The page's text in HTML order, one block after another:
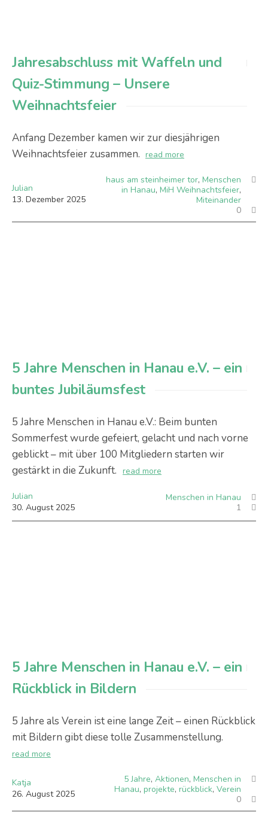
Jahresabschluss mit Waffeln und
Quiz-Stimmung – Unsere
Weihnachtsfeier
Anfang Dezember kamen wir zur diesjährigen
Weihnachtsfeier zusammen. read more
Julian
13. Dezember 2025
haus am steinheimer tor, Menschen
in Hanau, MiH Weihnachtsfeier,
Miteinander
0
5 Jahre Menschen in Hanau e.V. – ein
buntes Jubiläumsfest
5 Jahre Menschen in Hanau e.V.: Beim bunten
Sommerfest wurde gefeiert, gelacht und nach vorne
geblickt – mit über 100 Mitgliedern starten wir
gestärkt in die Zukunft. read more
Julian
30. August 2025
Menschen in Hanau
1
5 Jahre Menschen in Hanau e.V. – ein
Rückblick in Bildern
5 Jahre als Verein ist eine lange Zeit – einen Rückblick
mit Bildern gibt diese tolle Zusammenstellung.
read more
Katja
26. August 2025
5 Jahre, Aktionen, Menschen in
Hanau, projekte, rückblick, Verein
0